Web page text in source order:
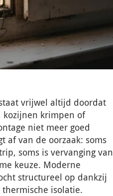
vrijwel altijd doordat
krimpen of
niet meer goed
af van de oorzaak: soms
soms is vervanging van
keuze. Moderne
structureel op dankzij
isolatie.